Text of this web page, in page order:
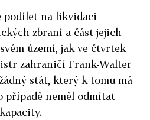
podílet na likvidaci
zbraní a část jejich
území, jak ve čtvrtek
zahraničí Frank-Walter
stát, který k tomu má
případě neměl odmítat